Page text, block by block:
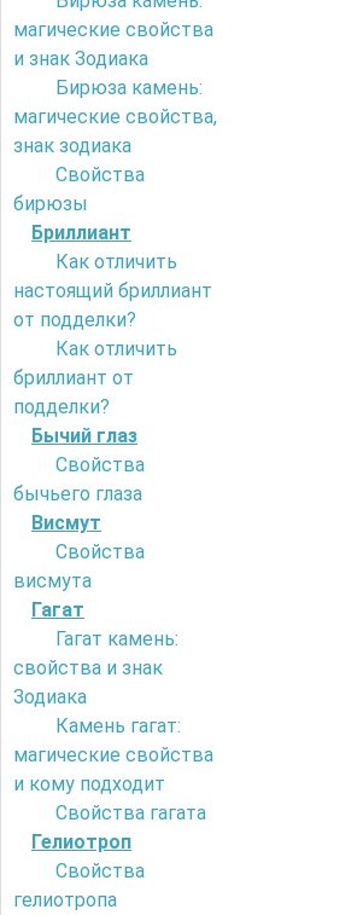
магические свойства
и знак Зодиака
Бирюза камень:
магические свойства,
знак зодиака
Свойства
бирюзы
Бриллиант
Как отличить
настоящий бриллиант
от подделки?
Как отличить
бриллиант от
подделки?
Бычий глаз
Свойства
бычьего глаза
Висмут
Свойства
висмута
Гагат
Гагат камень:
свойства и знак
Зодиака
Камень гагат:
магические свойства
и кому подходит
Свойства гагата
Гелиотроп
Свойства
гелиотропа